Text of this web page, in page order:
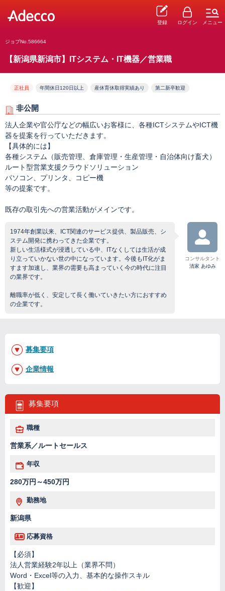
登録 ログイン メニュー
ジョブNo.586664
【新潟県新潟市】ITシステム・IT機器／営業職
正社員 年間休日120日以上 産休育休取得実績あり 第二新卒歓迎
非公開
法人企業や官公庁などの幅広いお客様に、各種ICTシステムやICT機
器を提案を行っていただきます。
【具体的には】
各種システム（販売管理、倉庫管理・生産管理・自治体向け畜犬）
ルート型営業支援クラウドソリューション
パソコン、プリンタ、コピー機
等の提案です。
既存の取引先への営業活動がメインです。
1974年創業以来、ICT関連のサービス提供、製品販売、シ
ステム開発に携わってきた企業です。
新しい生活様式が浸透している中、ITなくしては生活が成
り立っていかない世の中になっています。今後もIT化がま
すます加速し、業界の需要も高まっていく今の時代に注目
の業界です。
離職率が低く、安定して長く働いていきたい方におすすめ
の企業です。
コンサルタント
清家 あゆみ
募集要項
職種
営業系／ルートセールス
年収
280万円～450万円
勤務地
新潟県
応募資格
【必須】
法人営業経験2年以上（業界不問）
Word・Excel等の入力、基本的な操作スキル
【歓迎】
募集要項
企業情報